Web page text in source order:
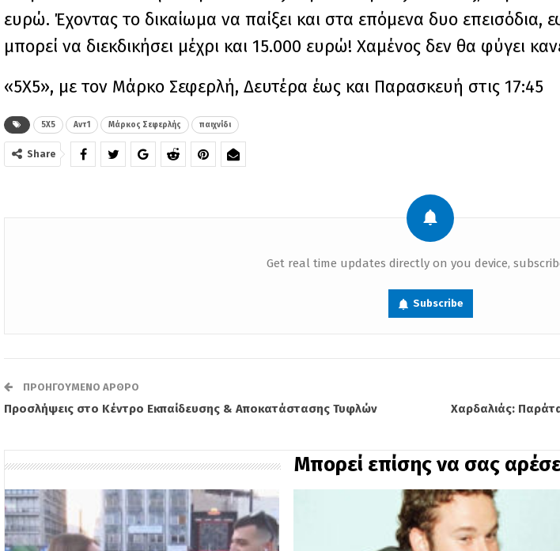
ευρώ. Έχοντας το δικαίωμα να παίξει και στα επόμενα δυο επεισόδια,
μπορεί να διεκδικήσει μέχρι και 15.000 ευρώ! Χαμένος δεν θα φύγει
«5Χ5», με τον Μάρκο Σεφερλή, Δευτέρα έως και Παρασκευή στις 17:45
5Χ5 Αντ1 Μάρκος Σεφερλής παιχνίδι
Share
Get real time updates directly on you device,
Subscribe
ΠΡΟΗΓΟΎΜΕΝΟ ΆΡΘΡΟ
Προσλήψεις στο Κέντρο Εκπαίδευσης & Αποκατάστασης Τυφλών
Χαρδαλιάς:
Μπορεί επίσης να σας